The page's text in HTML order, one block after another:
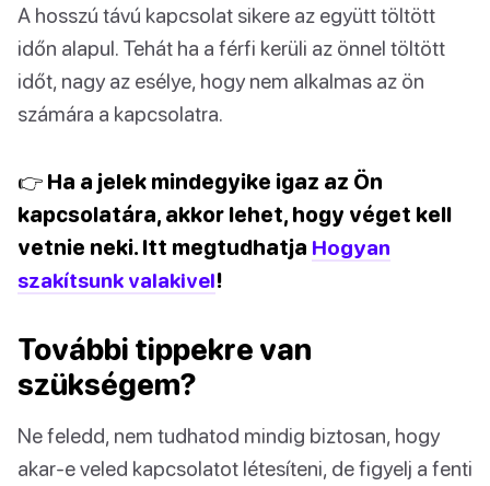
A hosszú távú kapcsolat sikere az együtt töltött
időn alapul. Tehát ha a férfi kerüli az önnel töltött
időt, nagy az esélye, hogy nem alkalmas az ön
számára a kapcsolatra.
👉 Ha a jelek mindegyike igaz az Ön
kapcsolatára, akkor lehet, hogy véget kell
vetnie neki. Itt megtudhatja Hogyan
szakítsunk valakivel!
További tippekre van
szükségem?
Ne feledd, nem tudhatod mindig biztosan, hogy
akar-e veled kapcsolatot létesíteni, de figyelj a fenti